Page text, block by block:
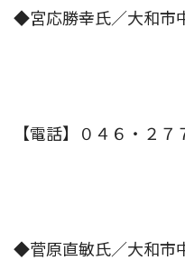
◆宮応勝幸氏／大和市
【電話】０４６・２７
◆菅原直敏氏／大和市